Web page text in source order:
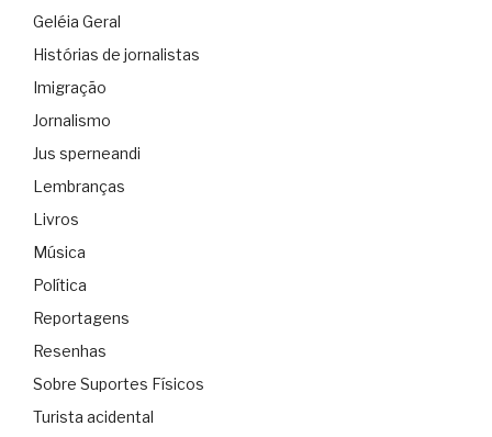
Geléia Geral
Histórias de jornalistas
Imigração
Jornalismo
Jus sperneandi
Lembranças
Livros
Música
Política
Reportagens
Resenhas
Sobre Suportes Físicos
Turista acidental